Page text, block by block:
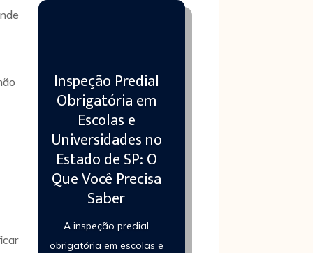
Inspeção Predial
Obrigatória em
Escolas e
Universidades no
Estado de SP: O
Que Você Precisa
Saber
A inspeção predial
obrigatória em escolas e